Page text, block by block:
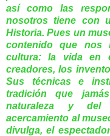
así como las
nosotros tiene con
Historia. Pues un
contenido que nos
cultura: la vida en
creadores, los
Sus técnicas e
tradición que
naturaleza y del
acercamiento al m
divulga, el